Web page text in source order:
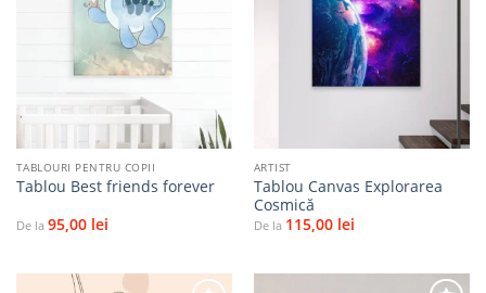
TABLOURI PENTRU COPII
Tablou Best friends forever
De la 95,00 lei
favorite
ARTIST
Tablou Canvas Explorarea
Cosmică
De la 115,00 lei